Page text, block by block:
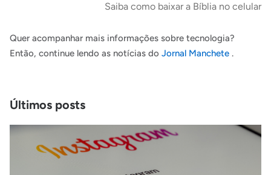
Saiba como baixar a Bíblia no celular
Quer acompanhar mais informações sobre tecnologia?
Então, continue lendo as notícias do Jornal Manchete .
Últimos posts